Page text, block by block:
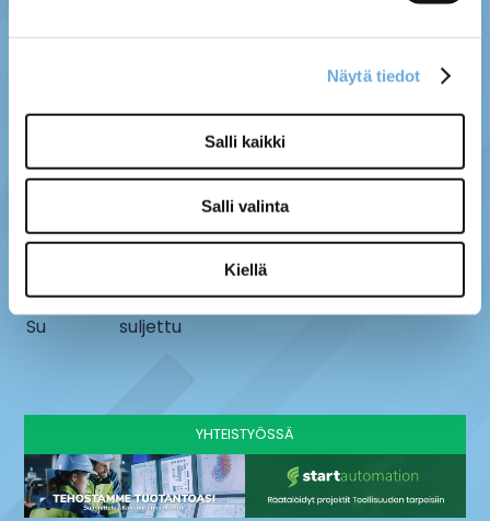
Näytä tiedot
Salli kaikki
Salli valinta
Kiellä
MYYMÄLÄ
Kauhajoki
AUKIOLOAJAT
La
9-13
Su
suljettu
SÄHKÖ-MÄNTYLÄ OY
info@sahko-mantyla.fi
06 231 4930
YHTEISTYÖSSÄ